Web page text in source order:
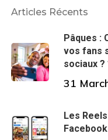
Articles Récents
Pâques :
vos fans
sociaux ?
31
Les